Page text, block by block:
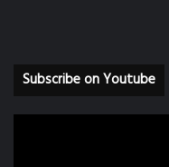
Subscribe on Youtube